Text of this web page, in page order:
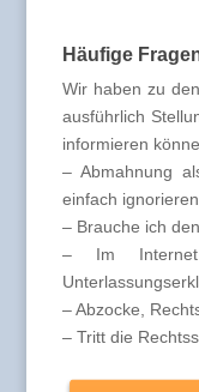
Häufige
Wir haben zu
ausführlich
informieren
– Abmahnung
einfach
– Brauche ich
– Im
– Abzocke,
– Tritt die